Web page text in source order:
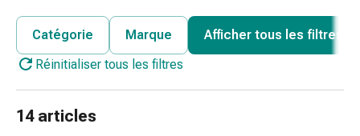
grippe
le
Catégorie Marque
Afficher tous les filtres
Réinitialiser tous les filtres
14 articles